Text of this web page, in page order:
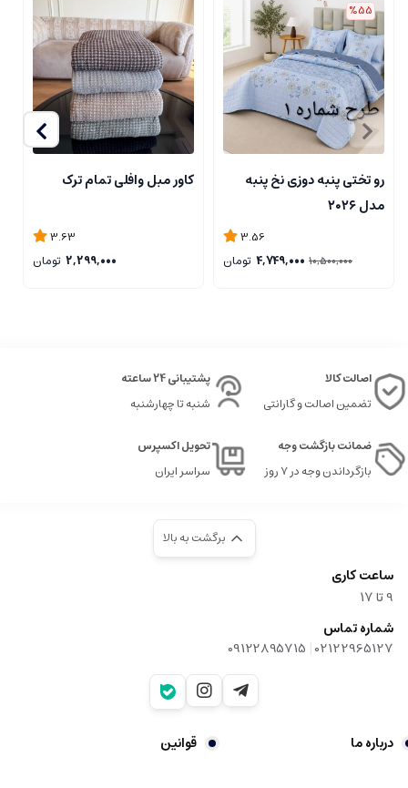
%55
رو تختی پنبه دوزی نخ پنبه
مدل ۲۰۲۶
3.56
10,500,000
4,749,000 تومان
کاور مبل وافلی تمام ترک
3.63
2,299,000 تومان
اصالت کالا
تضمین اصالت و گارانتی
پشتیبانی 24 ساعته
شنبه تا چهارشنبه
ضمانت بازگشت وجه
بازگرداندن وجه در ۷ روز
تحویل اکسپرس
سراسر ایران
برگشت به بالا
ساعت کاری
9‌ تا ۱۷
شماره تماس
02122965127
|
09122895715
درباره ما قوانین